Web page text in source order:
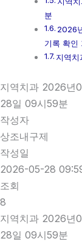
분
2026
기록 확인
지역
지역치과 2026년
28일 09시59분
작성자
상조내구제
작성일
2026-05-28
조회
8
지역치과 2026년
28일 09시59분